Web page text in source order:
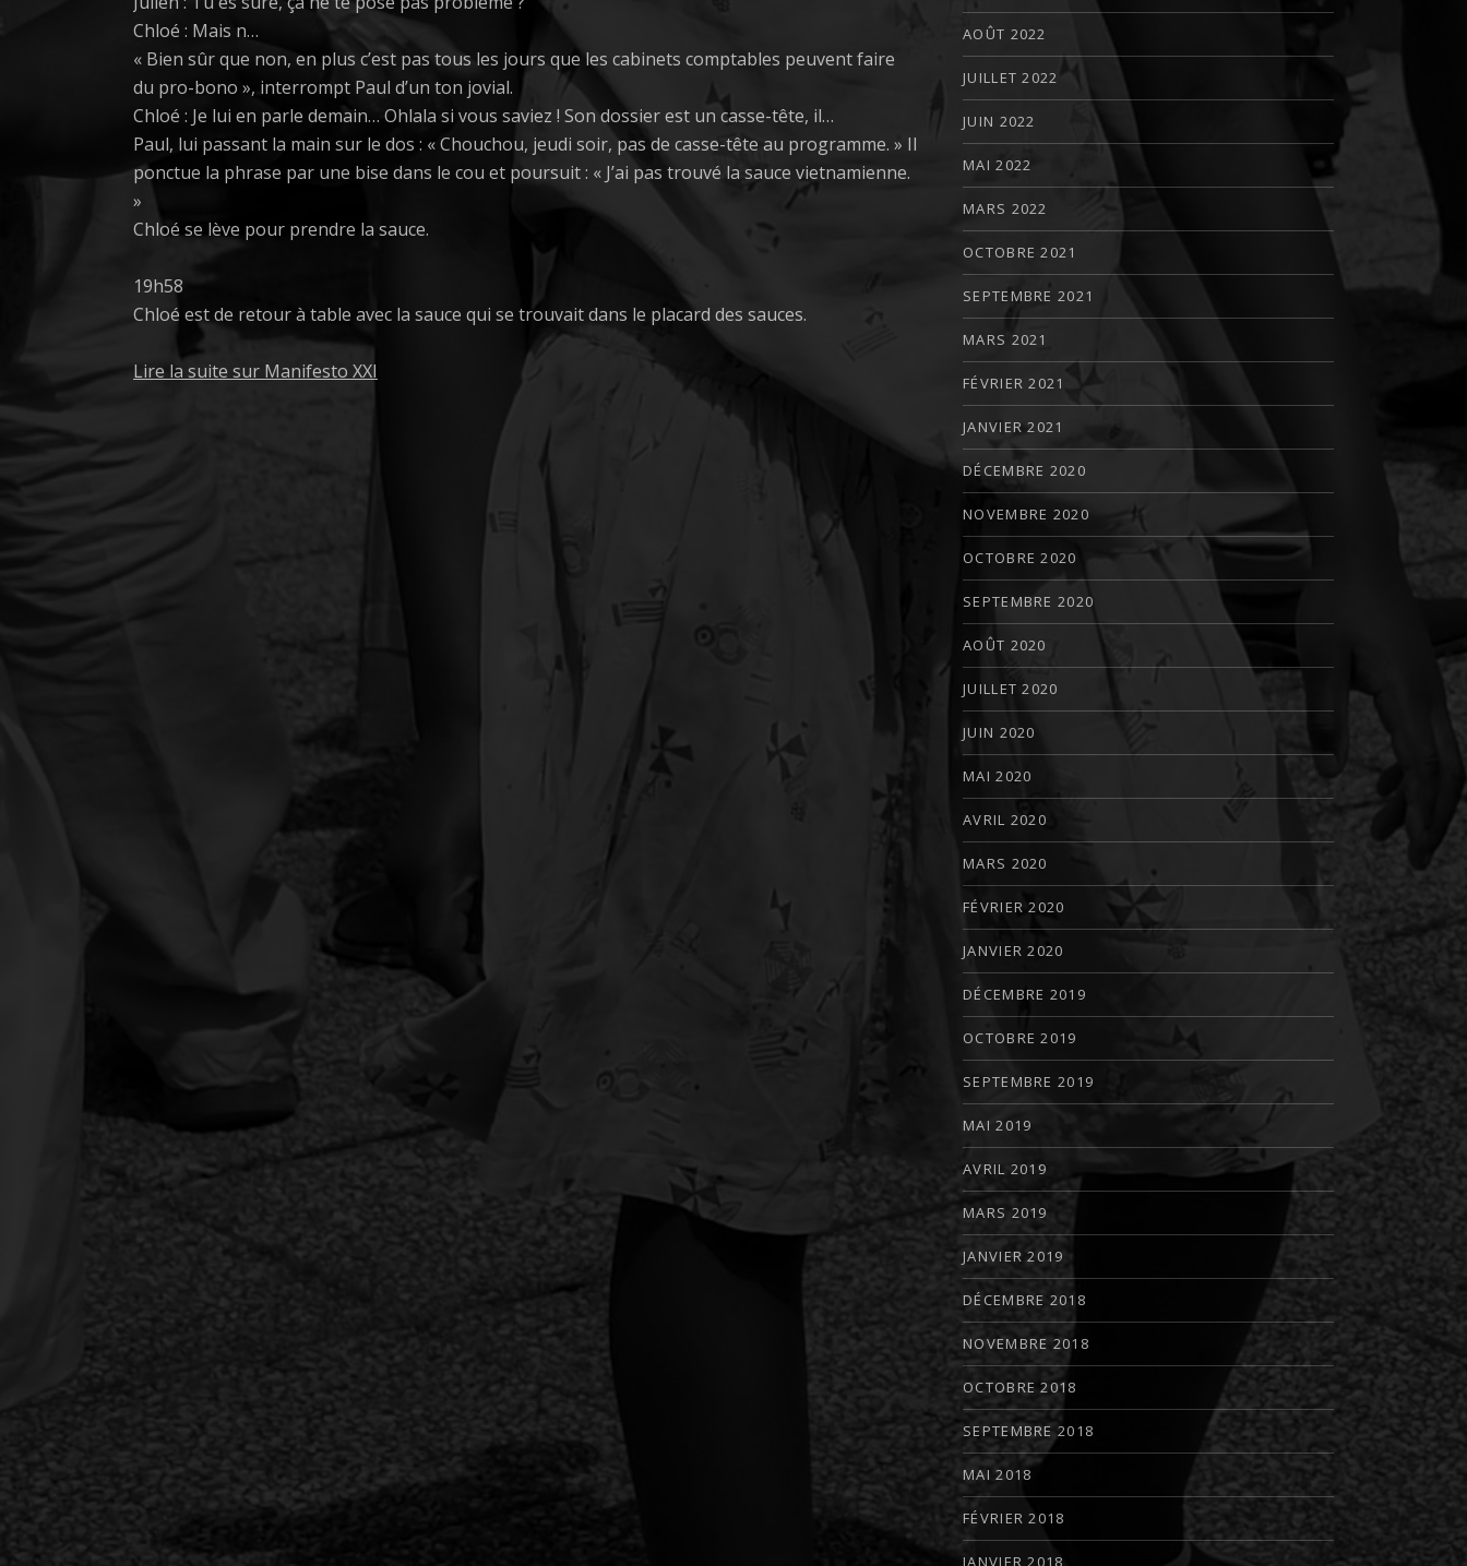
Chloé : Mais n…
« Bien sûr que non, en plus c’est pas tous les jours que les cabinets comptables peuvent faire
du pro-bono », interrompt Paul d’un ton jovial.
Chloé : Je lui en parle demain… Ohlala si vous saviez ! Son dossier est un casse-tête, il…
Paul, lui passant la main sur le dos : « Chouchou, jeudi soir, pas de casse-tête au programme. » Il
ponctue la phrase par une bise dans le cou et poursuit : « J’ai pas trouvé la sauce vietnamienne.
»
Chloé se lève pour prendre la sauce.
19h58
Chloé est de retour à table avec la sauce qui se trouvait dans le placard des sauces.
Lire la suite sur Manifesto XXI
AOÛT 2022
JUILLET 2022
JUIN 2022
MAI 2022
MARS 2022
OCTOBRE 2021
SEPTEMBRE 2021
MARS 2021
FÉVRIER 2021
JANVIER 2021
DÉCEMBRE 2020
NOVEMBRE 2020
OCTOBRE 2020
SEPTEMBRE 2020
AOÛT 2020
JUILLET 2020
JUIN 2020
MAI 2020
AVRIL 2020
MARS 2020
FÉVRIER 2020
JANVIER 2020
DÉCEMBRE 2019
OCTOBRE 2019
SEPTEMBRE 2019
MAI 2019
AVRIL 2019
MARS 2019
JANVIER 2019
DÉCEMBRE 2018
NOVEMBRE 2018
OCTOBRE 2018
SEPTEMBRE 2018
MAI 2018
FÉVRIER 2018
JANVIER 2018